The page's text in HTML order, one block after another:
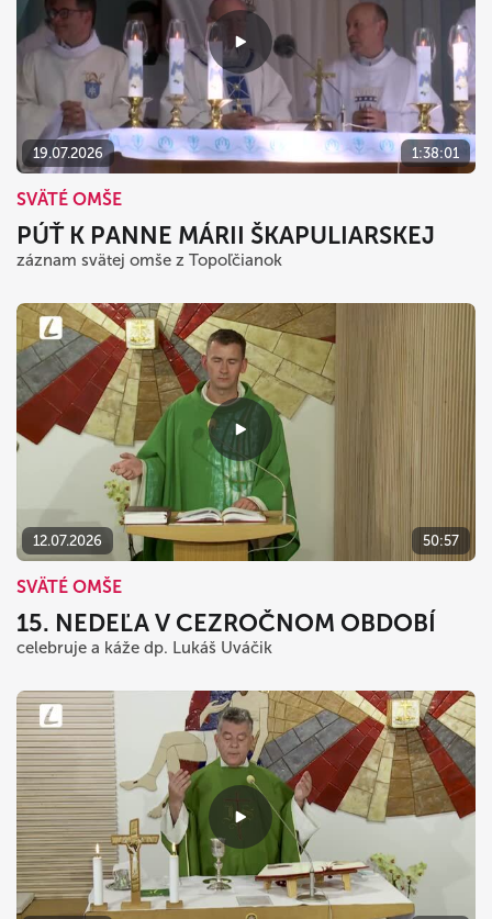
19.07.2026 1:38:01
SVÄTÉ OMŠE
PÚŤ K PANNE MÁRII ŠKAPULIARSKEJ
záznam svätej omše z Topoľčianok
12.07.2026 50:57
SVÄTÉ OMŠE
15. NEDEĽA V CEZROČNOM OBDOBÍ
celebruje a káže dp. Lukáš Uváčik